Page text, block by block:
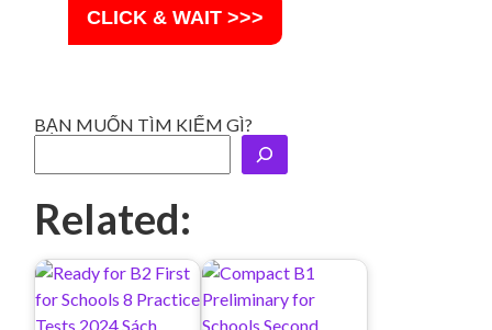
CLICK & WAIT >>>
BẠN MUỐN TÌM KIẾM GÌ?
Related: